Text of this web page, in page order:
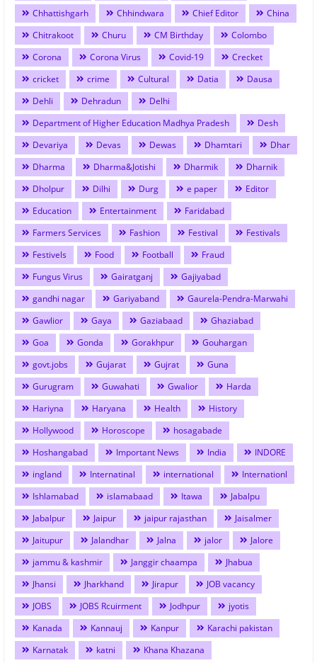
Chhattishgarh Chhindwara Chief Editor
China
Chitrakoot
Churu CM Birthday
Colombo
Corona
Corona Virus Covid-19
Crecket
cricket
crime Cultural Datia
Dausa
Dehli
Dehradun
Delhi
Department of Higher Education Madhya Pradesh
Desh
Devariya
Devas Dewas Dhamtari
Dhar
Dharma
Dharma&Jotishi Dharmik
Dharnik
Dholpur
Dilhi Durg e paper
Editor
Education
Entertainment
Faridabad
Farmers Services
Fashion Festival
Festivals
Festivels
Food Football
Fraud
Fungus Virus
Gairatganj
Gajiyabad
gandhi nagar
Gariyaband
Gaurela-Pendra-Marwahi
Gawlior
Gaya Gaziabaad
Ghaziabad
Goa
Gonda Gorakhpur
Gouhargan
govt.jobs
Gujarat Gujrat
Guna
Gurugram
Guwahati Gwalior
Harda
Hariyna
Haryana Health
History
Hollywood
Horoscope
hosagabade
Hoshangabad
Important News India
INDORE
ingland
Internatinal international
Internationl
Ishlamabad
islamabaad Itawa
Jabalpu
Jabalpur
Jaipur jaipur rajasthan
Jaisalmer
Jaitupur
Jalandhar Jalna jalor
Jalore
jammu & kashmir
Janggir chaampa
Jhabua
Jhansi
Jharkhand Jirapur
JOB vacancy
JOBS
JOBS Rcuirment Jodhpur
jyotis
Kanada
Kannauj Kanpur
Karachi pakistan
Karnatak
katni
Khana Khazana